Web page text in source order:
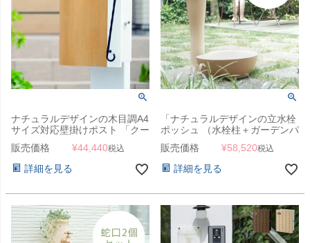
ナチュラルデザインの木目調A4
サイズ対応壁掛けポスト 「クー
ヴル」 郵便受け 壁付け
販売価格 ¥44,440税込
詳細を見る
「ナチュラルデザインの立水栓
ポッシュ （水栓柱＋ガーデンパ
ン＋蛇口1個セット）」
販売価格 ¥58,520税込
詳細を見る